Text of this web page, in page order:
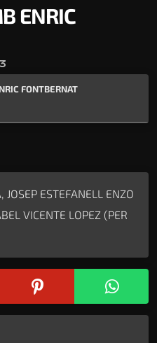
ENRIC
FONTBERNAT
ESTEFANELL ENZO
VICENTE LOPEZ (PER